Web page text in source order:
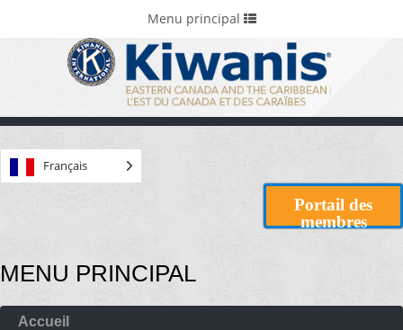
Accueil Portails et fondations
Toggle
navigation
Menu principal
Français
Portail des
membres
MENU PRINCIPAL
Accueil